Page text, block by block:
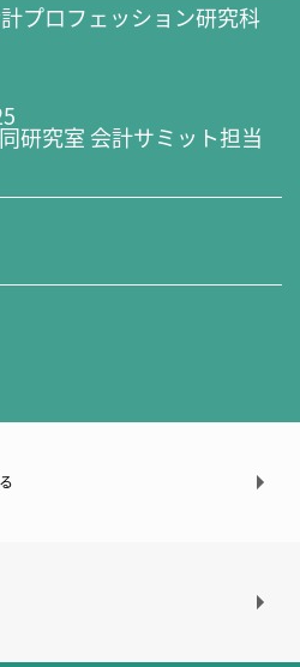
プロフェッション研究科
研究室 会計サミット担当